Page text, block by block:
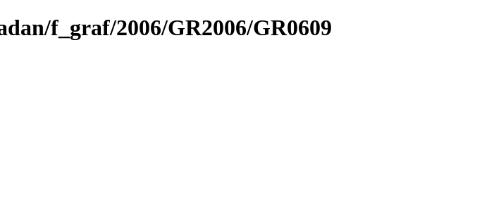
f_graf/2006/GR2006/GR0609